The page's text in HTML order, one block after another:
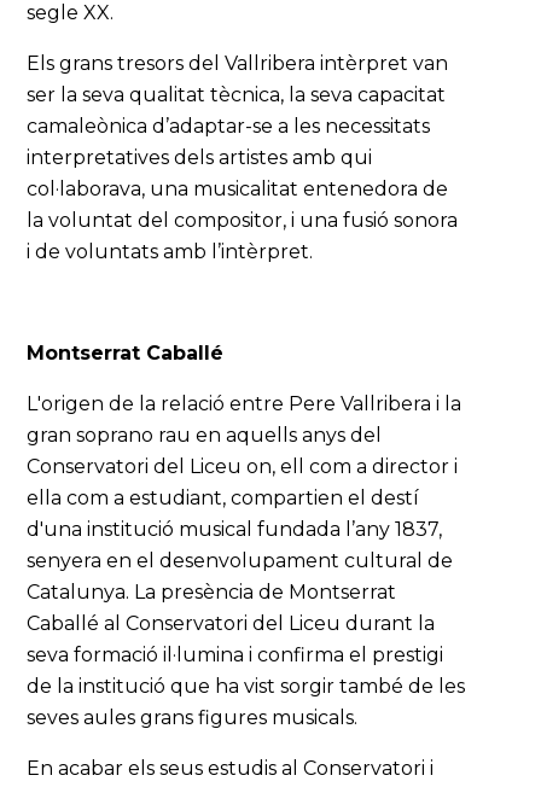
segle XX.
Els grans tresors del Vallribera intèrpret van
ser la seva qualitat tècnica, la seva capacitat
camaleònica d’adaptar-se a les necessitats
interpretatives dels artistes amb qui
col·laborava, una musicalitat entenedora de
la voluntat del compositor, i una fusió sonora
i de voluntats amb l’intèrpret.
Montserrat Caballé
L'origen de la relació entre Pere Vallribera i la
gran soprano rau en aquells anys del
Conservatori del Liceu on, ell com a director i
ella com a estudiant, compartien el destí
d'una institució musical fundada l’any 1837,
senyera en el desenvolupament cultural de
Catalunya. La presència de Montserrat
Caballé al Conservatori del Liceu durant la
seva formació il·lumina i confirma el prestigi
de la institució que ha vist sorgir també de les
seves aules grans figures musicals.
En acabar els seus estudis al Conservatori i